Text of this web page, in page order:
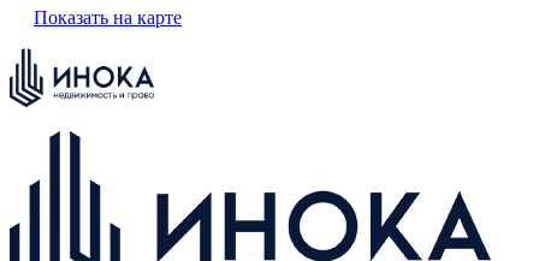
Показать на карте